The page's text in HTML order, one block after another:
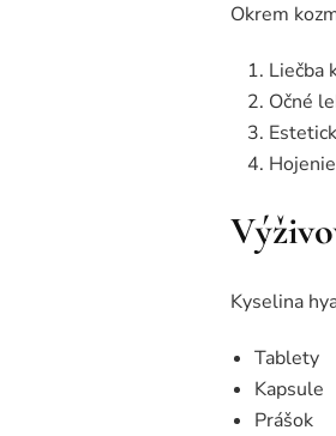
Okrem
Liečba
Očné
Kyselina
Tablety
Kapsule
Prášok